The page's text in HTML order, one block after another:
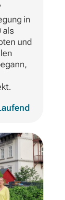
in
als
und